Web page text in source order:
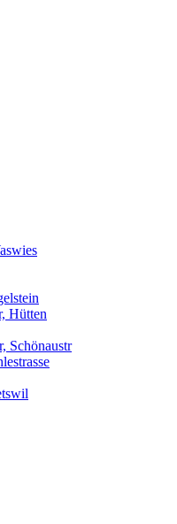
Hütten
Schönaustr